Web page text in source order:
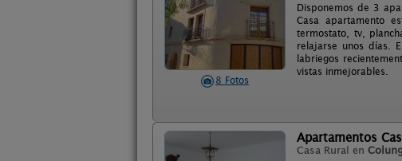
8 Fotos
Disponemos de 3
Casa apartamento
termostato, tv,
relajarse unos días.
labriegos
vistas inmejorables.
Apartamentos
Casa Rural en